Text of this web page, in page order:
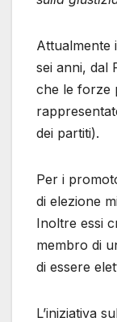
Attualmente
sei anni, dal
che le forze
dei partiti).
Per i
di elezione
Inoltre essi
membro di
di essere
L’iniziativa